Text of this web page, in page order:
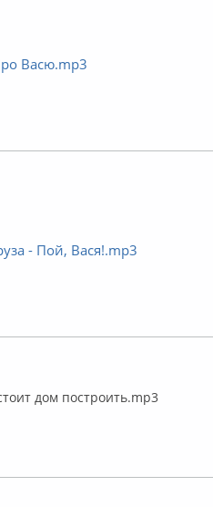
Васю.mp3
- Пой, Вася!.mp3
дом построить.mp3